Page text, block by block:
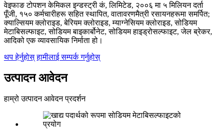
वेइफाङ टोपशन केमिकल इन्डस्ट्री कं, लिमिटेड, २००६ मा ५ मिलियन दर्ता
पूँजी, १५० कर्मचारीहरू सहित स्थापित, वातावरणमैत्री रसायनहरूमा समर्पित;
क्याल्सियम क्लोराइड, बेरियम क्लोराइड, म्याग्नेसियम क्लोराइड, सोडियम
मेटाबिसल्फाइट, सोडियम बाइकार्बोनेट, सोडियम हाइड्रोसल्फाइट, जेल ब्रेकर,
आदिको एक व्यावसायिक निर्माता हो।
थप हेर्नुहोस् हामीलाई सम्पर्क गर्नुहोस्
उत्पादन आवेदन
हाम्रो उत्पादन आवेदन प्रदर्शन